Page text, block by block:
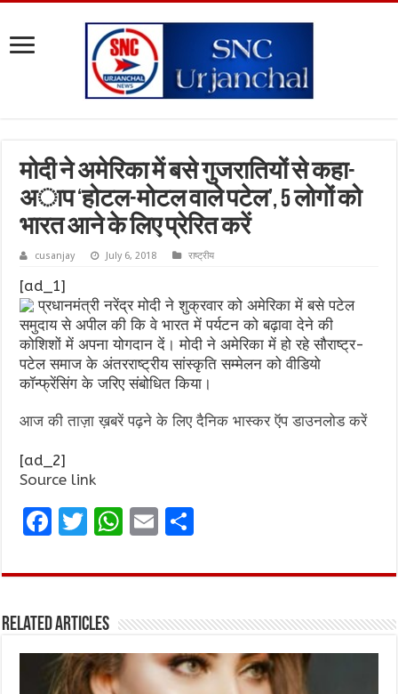
मोदी ने अमेरिका में बसे गुजरातियों से कहा-
अाप ‘होटल-मोटल वाले पटेल’, 5 लोगों को
भारत आने के लिए प्रेरित करें
cusanjay July 6, 2018 राष्ट्रीय
[ad_1]
प्रधानमंत्री नरेंद्र मोदी ने शुक्रवार को अमेरिका में बसे पटेल
समुदाय से अपील की कि वे भारत में पर्यटन को बढ़ावा देने की
कोशिशों में अपना योगदान दें। मोदी ने अमेरिका में हो रहे सौराष्ट्र-
पटेल समाज के अंतरराष्ट्रीय सांस्कृति सम्मेलन को वीडियो
कॉन्फ्रेंसिंग के जरिए संबोधित किया।
आज की ताज़ा ख़बरें पढ़ने के लिए दैनिक भास्कर ऍप डाउनलोड करें
[ad_2]
Source link
F
ce
o
o
T
it
r
W
at
A
p
E
ai ar
Related Articles